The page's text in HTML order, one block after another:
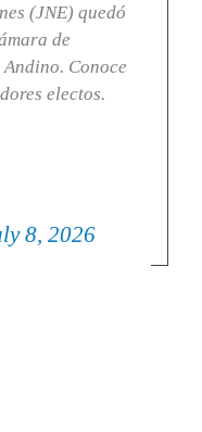
(JNE) quedó
de
Conoce
electos.
8, 2026